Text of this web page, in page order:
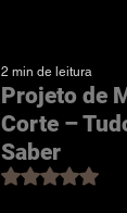
Projeto de
Corte –
Saber
2 min de leitura
Avaliado